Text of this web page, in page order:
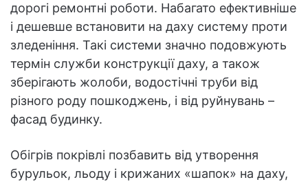
дорогі ремонтні роботи. Набагато ефективніше
і дешевше встановити на даху систему проти
зледеніння. Такі системи значно подовжують
термін служби конструкції даху, а також
зберігають жолоби, водостічні труби від
різного роду пошкоджень, і від руйнувань –
фасад будинку.
Обігрів покрівлі позбавить від утворення
бурульок, льоду і крижаних «шапок» на даху,